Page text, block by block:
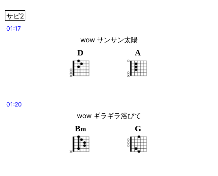
サビ2
01:17
wow サンサン太陽
D A
01:20
wow ギラギラ浴びて
Bm G